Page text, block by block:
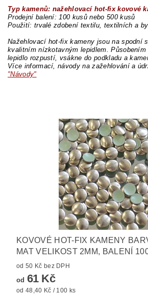
Typ kamenů: nažehlovací hot-fix kovové
Prodejní balení: 100 kusů nebo 500 kusů
Použití: trvalé zdobení textilu, textilních a
Nažehlovací hot-fix kameny jsou na spodní
kvalitním nízkotavným lepidlem.
lepidlo rozpustí, vsákne do podkladu a
Více informací, návody na zažehlování a
"Návody"
KOVOVÉ HOT-FIX KAMENY
MAT VELIKOST 2MM, BALENÍ
od 50 Kč bez DPH
od 61 Kč
od 48,40 Kč / 100 ks